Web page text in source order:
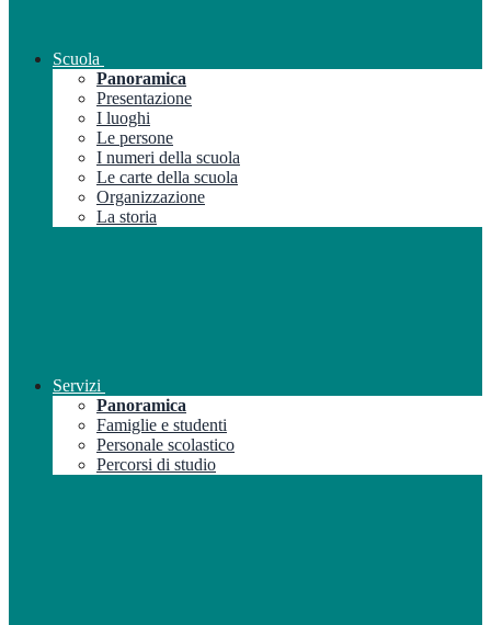
Scuola
Panoramica
Presentazione
I luoghi
Le persone
I numeri della scuola
Le carte della scuola
Organizzazione
La storia
Servizi
Panoramica
Famiglie e studenti
Personale scolastico
Percorsi di studio